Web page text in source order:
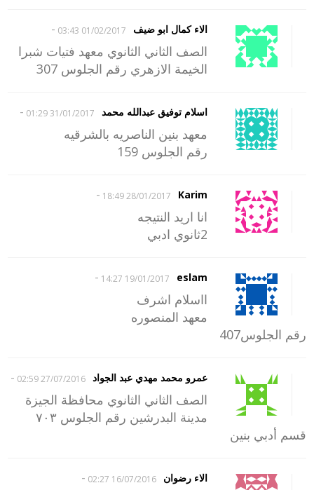
الاء كمال ابو ضيف 01/02/2017 03:43
-
الصف الثاني الثانوي معهد فتيات شبرا
الخيمة الازهري رقم الجلوس 307
اسلام توفيق عبدالله محمد 31/01/2017 01:29
-
معهد بنين الناصريه بالشرقيه
رقم الجلوس 159
Karim
28/01/2017 18:49
-
انا اريد النتيجه
2ثانوي ادبي
eslam
19/01/2017 14:27
-
ااسلام اشرف
معهد المنصوره
رقم الجلوس407
عمرو محمد مهدي عبد الجواد 27/07/2016 02:59
-
الصف الثاني الثانوي محافظة الجيزة
مدينة البدرشين رقم الجلوس ٧٠٣
قسم أدبي بنين
الاء رضوان 16/07/2016 02:27
-